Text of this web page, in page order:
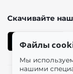
Скачивайте
Файлы
Мы
нашими